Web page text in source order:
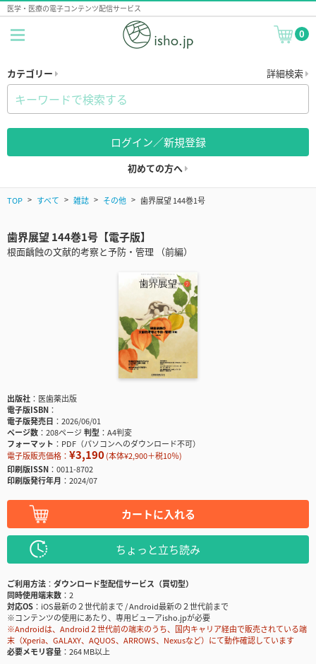
医学・医療の電子コンテンツ配信サービス
0
カテゴリー 詳細検索
ログイン／新規登録
初めての方へ
TOP すべて 雑誌 その他 歯界展望 144巻1号
歯界展望 144巻1号【電子版】
根面齲蝕の文献的考察と予防・管理 （前編）
出版社
医歯薬出版
電子版ISBN
電子版発売日
2026/06/01
ページ数
208ページ判型
A4判変
フォーマット
PDF（パソコンへのダウンロード不可）
電子版販売価格： ¥3,190(本体¥2,900＋税10％)
印刷版ISSN
0011-8702
印刷版発行年月
2024/07
カートに入れる
ちょっと立ち読み
ご利用方法
ダウンロード型配信サービス（買切型）
同時使用端末数
2
対応OS
iOS最新の２世代前まで / Android最新の２世代前まで
※コンテンツの使用にあたり、専用ビューアisho.jpが必要
※Androidは、Android２世代前の端末のうち、国内キャリア経由で販売されている端
末（Xperia、GALAXY、AQUOS、ARROWS、Nexusなど）にて動作確認しています
必要メモリ容量
264 MB以上